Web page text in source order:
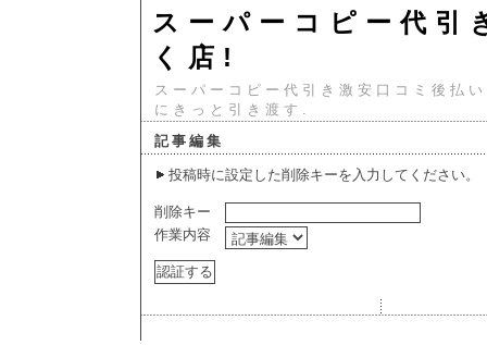
スーパーコピー代引
く店!
スーパーコピー代引き激安口コミ後払
にきっと引き渡す.
記事編集
投稿時に設定した削除キーを入力してください。
削除キー
作業内容